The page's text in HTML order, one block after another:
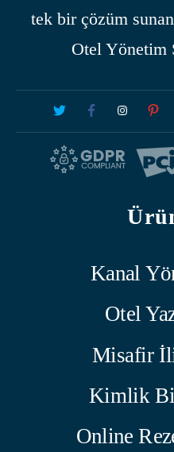
tek bir çözüm
Otel Yönetim
Kanal
Otel
Misafir
Kimlik
Online